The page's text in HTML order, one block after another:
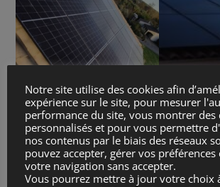
Notre site utilise des cookies afin
expérience sur le site, pour mesurer
performance du site, vous montrer des
personnalisés et pour vous permettre
nos contenus par le biais des réseaux
pouvez accepter, gérer vos
votre navigation sans accepter.
Vous pourrez mettre à jour votre choix